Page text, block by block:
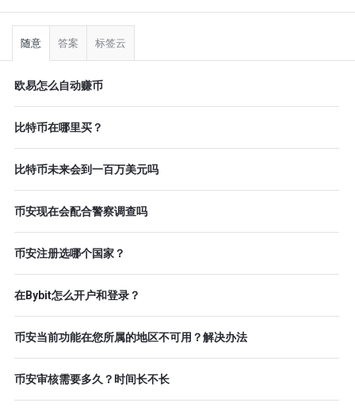
侧
随意 答案 标签云
欧易怎么自动赚币
比特币在哪里买？
比特币未来会到一百万美元吗
币安现在会配合警察调查吗
币安注册选哪个国家？
在Bybit怎么开户和登录？
币安当前功能在您所属的地区不可用？解决办法
币安审核需要多久？时间长不长